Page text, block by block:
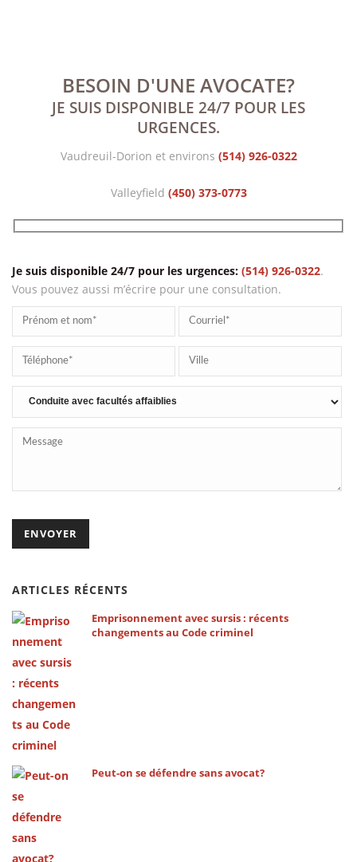
BESOIN D'UNE AVOCATE?
JE SUIS DISPONIBLE 24/7 POUR LES
URGENCES.
Vaudreuil-Dorion et environs (514) 926-0322
Valleyfield (450) 373-0773
Je suis disponible 24/7 pour les urgences: (514) 926-0322.
Vous pouvez aussi m’écrire pour une consultation.
ARTICLES RÉCENTS
Emprisonnement avec sursis : récents
changements au Code criminel
Peut-on se défendre sans avocat?